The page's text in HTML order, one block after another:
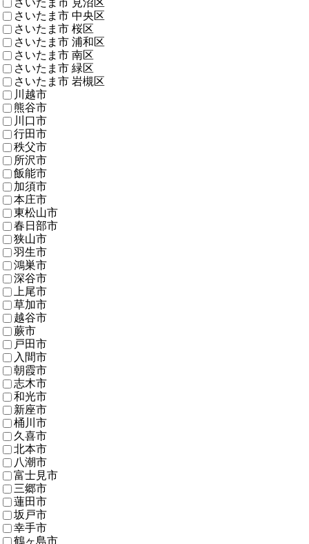
さいたま市 中央区
さいたま市 桜区
さいたま市 浦和区
さいたま市 南区
さいたま市 緑区
さいたま市 岩槻区
川越市
熊谷市
川口市
行田市
秩父市
所沢市
飯能市
加須市
本庄市
東松山市
春日部市
狭山市
羽生市
鴻巣市
深谷市
上尾市
草加市
越谷市
蕨市
戸田市
入間市
朝霞市
志木市
和光市
新座市
桶川市
久喜市
北本市
八潮市
富士見市
三郷市
蓮田市
坂戸市
幸手市
鶴ヶ島市